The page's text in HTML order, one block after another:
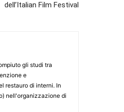
dell’Italian Film Festival
gli studi tra
e
restauro di interni. In
nell'organizzazione di